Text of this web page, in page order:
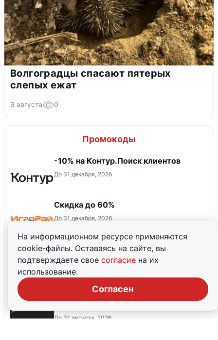
На информационном ресурсе применяются
cookie-файлы. Оставаясь на сайте, вы
подтверждаете свое согласие на их
использование.
Согласен
Волгоградцы спасают пятерых
слепых ежат
9 августа 0
Промокоды
-10% на Контур.Поиск клиентов
До 31 декабря, 2026
Скидка до 60%
До 31 декабря, 2026
Оформить заказ со скидкой 30%
онлайн или в розничном магазине
Скидка 10% на пополнение App Store
До 31 августа, 2026